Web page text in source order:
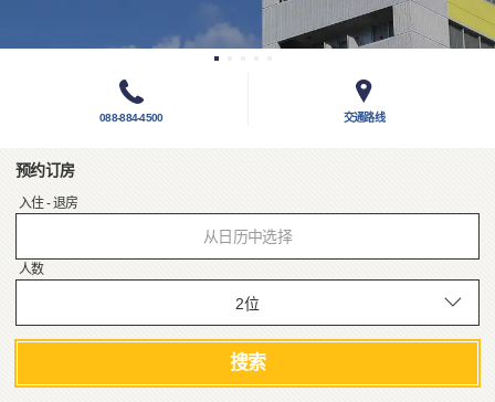
088-884-4500 交通路线
预约订房
入住 - 退房
从日历中选择
人数
搜索